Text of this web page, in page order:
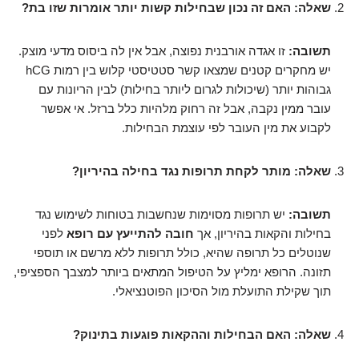
שאלה: האם זה נכון שבחילות קשות יותר אומרות שזו בת?
תשובה: זו אגדה אורבנית נפוצה, אבל אין לה ביסוס מדעי מוצק.
יש מחקרים קטנים שמצאו קשר סטטיסטי קלוש בין רמות hCG
גבוהות יותר (שיכולות לגרום ליותר בחילות) לבין הריונות עם
עובר ממין נקבה, אבל זה רחוק מלהיות כלל ברזל. אי אפשר
לקבוע את מין העובר לפי עוצמת הבחילות.
שאלה: מותר לקחת תרופות נגד בחילה בהיריון?
תשובה: יש תרופות מסוימות שנחשבות בטוחות לשימוש נגד
בחילות והקאות בהיריון, אך חובה להתייעץ עם רופא לפני
שנוטלים כל תרופה שהיא, כולל תרופות ללא מרשם או תוספי
תזונה. הרופא ימליץ על הטיפול המתאים ביותר למצבך הספציפי,
תוך שקילת התועלת מול הסיכון הפוטנציאלי.
שאלה: האם הבחילות וההקאות פוגעות בתינוק?